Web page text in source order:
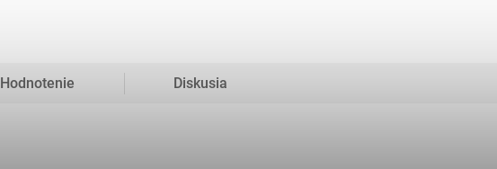
Hodnotenie Diskusia